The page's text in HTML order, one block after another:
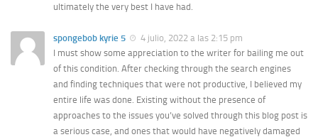
ultimately the very best I have had.
spongebob kyrie 5
4 julio, 2022 a las 2:15 pm
I must show some appreciation to the writer for bailing me out
of this condition. After checking through the search engines
and finding techniques that were not productive, I believed my
entire life was done. Existing without the presence of
approaches to the issues you’ve solved through this blog post is
a serious case, and ones that would have negatively damaged